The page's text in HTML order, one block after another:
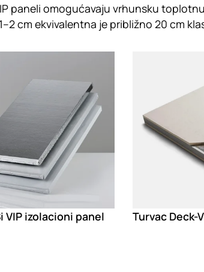
paneli omogućavaju vrhunsku
cm ekvivalentna je približno 20 cm
VIP izolacioni panel